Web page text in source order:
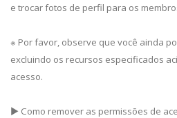
e trocar fotos de perfil para os
※ Por favor, observe que você ainda
excluindo os recursos especificados
acesso.
▶ Como remover as permissões de